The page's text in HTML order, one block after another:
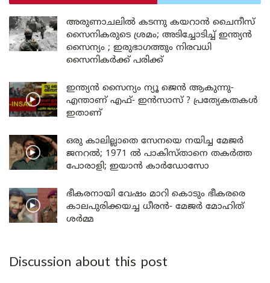
അരുണാചലിൽ കടന്നു കയറാൻ ചൈനീസ്
സൈനികരുടെ ശ്രമം; അടിച്ചോടിച്ച് ഇന്ത്യൻ
സൈന്യം ; ഇരുഭാഗത്തും നിരവധി
സൈനികർക്ക് പരിക്ക്
ഇന്ത്യൻ സൈന്യം ന്യൂ ജെൻ ആകുന്നു-
എന്താണ് എഫ്- ഇൻസാസ് ? പ്രത്യേകതകൾ
ഇതാണ്
ഒരു കാലില്ലാതെ സേനയെ നയിച്ച മേജർ
ജനറൽ; 1971 ൽ പാകിസ്താനെ തകർത്ത
പോരാളി; ഇയാൻ കാർഡോസോ
ഭീകരനായി വേഷം മാറി കൊടും ഭീകരരെ
കാലപുരിക്കയച്ച ധീരൻ- മേജർ മോഹിത്
ശർമ്മ
Discussion about this post